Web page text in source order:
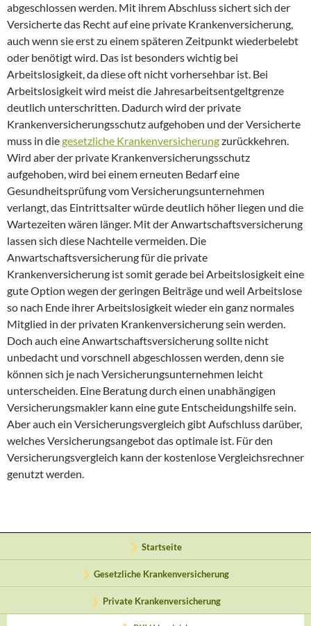
abgeschlossen werden. Mit ihrem Abschluss sichert sich der
Versicherte das Recht auf eine private Krankenversicherung,
auch wenn sie erst zu einem späteren Zeitpunkt wiederbelebt
oder benötigt wird. Das ist besonders wichtig bei
Arbeitslosigkeit, da diese oft nicht vorhersehbar ist. Bei
Arbeitslosigkeit wird meist die Jahresarbeitsentgeltgrenze
deutlich unterschritten. Dadurch wird der private
Krankenversicherungsschutz aufgehoben und der Versicherte
muss in diegesetzliche Krankenversicherungzurückkehren.
Wird aber der private Krankenversicherungsschutz
aufgehoben, wird bei einem erneuten Bedarf eine
Gesundheitsprüfung vom Versicherungsunternehmen
verlangt, das Eintrittsalter würde deutlich höher liegen und die
Wartezeiten wären länger. Mit der Anwartschaftsversicherung
lassen sich diese Nachteile vermeiden. Die
Anwartschaftsversicherung für die private
Krankenversicherung ist somit gerade bei Arbeitslosigkeit eine
gute Option wegen der geringen Beiträge und weil Arbeitslose
so nach Ende ihrer Arbeitslosigkeit wieder ein ganz normales
Mitglied in der privaten Krankenversicherung sein werden.
Doch auch eine Anwartschaftsversicherung sollte nicht
unbedacht und vorschnell abgeschlossen werden, denn sie
können sich je nach Versicherungsunternehmen leicht
unterscheiden. Eine Beratung durch einen unabhängigen
Versicherungsmakler kann eine gute Entscheidungshilfe sein.
Aber auch ein Versicherungsvergleich gibt Aufschluss darüber,
welches Versicherungsangebot das optimale ist. Für den
Versicherungsvergleich kann der kostenlose Vergleichsrechner
genutzt werden.
Startseite
Gesetzliche Krankenversicherung
Private Krankenversicherung